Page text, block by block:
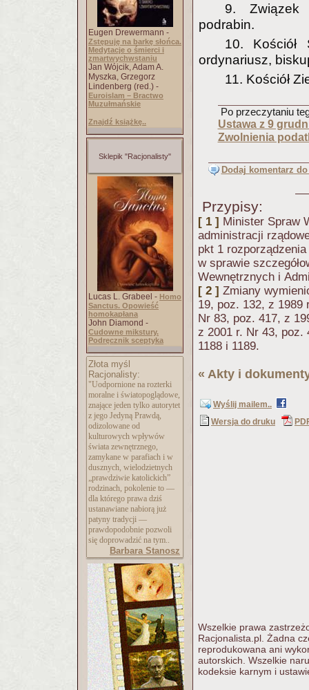
Eugen Drewermann -
Zstępuję na barkę słońca.
Medytacje o śmierci i
zmartwychwstaniu
Jan Wójcik, Adam A.
Myszka, Grzegorz
Lindenberg (red.) -
Euroislam – Bractwo
Muzułmańskie
Znajdź książkę..
Sklepik "Racjonalisty"
Lucas L. Grabeel - Homo
Sanctus. Opowieść
homokapłana
John Diamond -
Cudowne mikstury.
Podręcznik sceptyka
Złota myśl
Racjonalisty:
"Uodpornione na rozterki
moralne i światopoglądowe,
znające jeden tylko autorytet
z jego Jedyną Prawdą,
odizolowane od
kulturowych wpływów
świata zewnętrznego,
zamykane w parafiach i w
dusznych, wielodzietnych
„prawdziwie katolickich”
rodzinach, pokolenie to —
dla którego prawa dziś
ustanawiane nabiorą już
patyny tradycji —
prawdopodobnie pozwoli
się doprowadzić na tym..
Barbara Stanosz
9. Związek
podrabin.
10. Kościół
ordynariusz,
11. Kościół
Po przeczytaniu
Ustawa z 9
Zwolnienia
Dodaj komentarz
Przypisy:
[ 1 ] Minister Spraw
administracji
pkt 1
w sprawie
Wewnętrznych i
[ 2 ] Zmiany
19, poz. 132, z 1989
Nr 83, poz. 417, z
z 2001 r. Nr 43, poz.
1188 i 1189.
« Akty i
Wyślij mailem..
Wersja do druku
Wszelkie prawa
Racjonalista.pl. Żadna
reprodukowana ani
autorskich. Wszelkie
kodeksie karnym i